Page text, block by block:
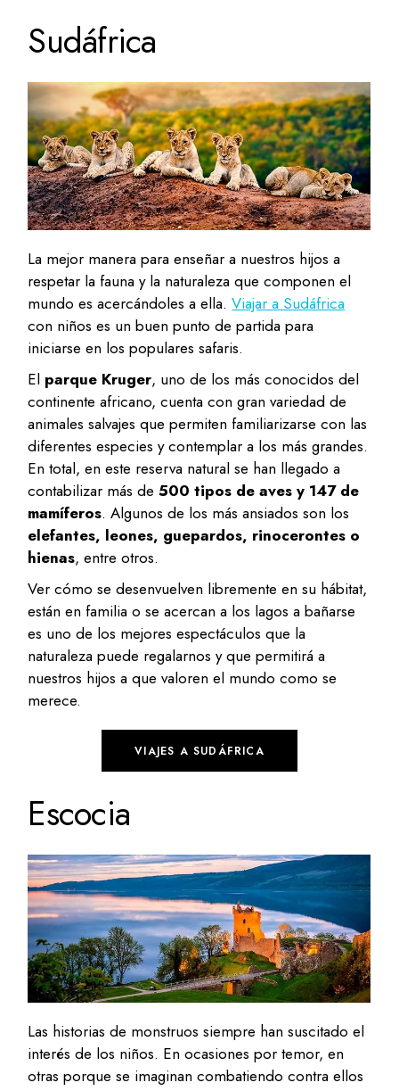
Sudáfrica
La mejor manera para enseñar a nuestros hijos a
respetar la fauna y la naturaleza que componen el
mundo es acercándoles a ella.Viajar a Sudáfrica
con niños es un buen punto de partida para
iniciarse en los populares safaris.
El parque Kruger, uno de los más conocidos del
continente africano, cuenta con gran variedad de
animales salvajes que permiten familiarizarse con las
diferentes especies y contemplar a los más grandes.
En total, en este reserva natural se han llegado a
contabilizar más de500 tipos de aves y 147 de
mamíferos. Algunos de los más ansiados son los
elefantes, leones, guepardos, rinocerontes o
hienas, entre otros.
Ver cómo se desenvuelven libremente en su hábitat,
están en familia o se acercan a los lagos a bañarse
es uno de los mejores espectáculos que la
naturaleza puede regalarnos y que permitirá a
nuestros hijos a que valoren el mundo como se
merece.
VIAJES A SUDÁFRICA
Escocia
Las historias de monstruos siempre han suscitado el
interés de los niños. En ocasiones por temor, en
otras porque se imaginan combatiendo contra ellos